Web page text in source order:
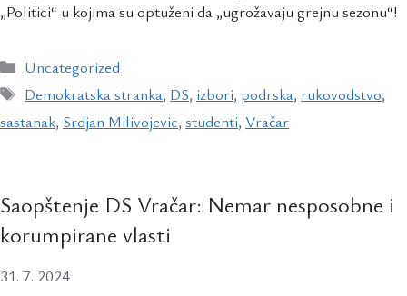
„Politici“ u kojima su optuženi da „ugrožavaju grejnu sezonu“!
Uncategorized
Demokratska stranka, DS, izbori, podrska, rukovodstvo,
sastanak, Srdjan Milivojevic, studenti, Vračar
Saopštenje DS Vračar: Nemar nesposobne i
korumpirane vlasti
31. 7. 2024